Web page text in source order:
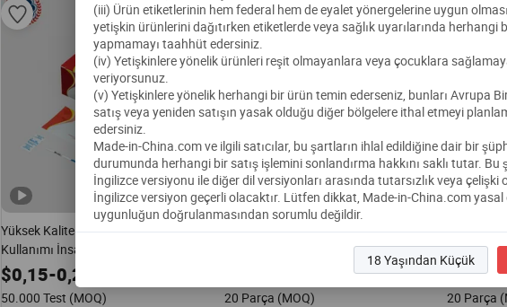
Yüksek Kalite Tek Aşamalı Tıbbi Tanı Ev
Kullanımı İnsan Dışkısı Gizli Kan
Kolloidal Altın Antijen Hızlı FOB Test
Kitleri (Şeritler/ Kaset)
$0,15-0,20
50.000 Test (MOQ)
Yeni Tasarım Bowie Dick Tipi Test Kağıdı
Tıbbi Diş Hekimliği Cerrahi Laboratuvar
20 Parça (MOQ)
Tıbbi
Değiştiren
$0,60
20 Parça
(iii) Ürün etiketlerinin hem federal hem de eyalet yönergelerine uygun
yetişkin ürünlerini dağıtırken etiketlerde veya sağlık uyarılarında herhangi
yapmamayı taahhüt edersiniz.
(iv) Yetişkinlere yönelik ürünleri reşit olmayanlara veya çocuklara
veriyorsunuz.
(v) Yetişkinlere yönelik herhangi bir ürün temin ederseniz, bunları Avrupa
satış veya yeniden satışın yasak olduğu diğer bölgelere ithal etmeyi
edersiniz.
Made-in-China.com ve ilgili satıcılar, bu şartların ihlal edildiğine dair bir
durumunda herhangi bir satış işlemini sonlandırma hakkını saklı tutar. Bu
İngilizce versiyonu ile diğer dil versiyonları arasında tutarsızlık veya çelişki
İngilizce versiyon geçerli olacaktır. Lütfen dikkat, Made-in-China.com yasal
uygunluğun doğrulanmasından sorumlu değildir.
18 Yaşından Küçük